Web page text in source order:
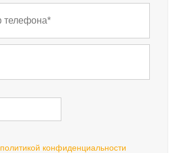
политикой конфиденциальности